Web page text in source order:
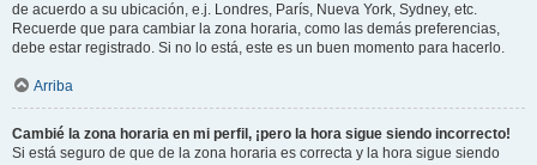
de acuerdo a su ubicación, e.j. Londres, París, Nueva York, Sydney, etc.
Recuerde que para cambiar la zona horaria, como las demás preferencias,
debe estar registrado. Si no lo está, este es un buen momento para hacerlo.
Arriba
Cambié la zona horaria en mi perfil, ¡pero la hora sigue siendo incorrecto!
Si está seguro de que de la zona horaria es correcta y la hora sigue siendo